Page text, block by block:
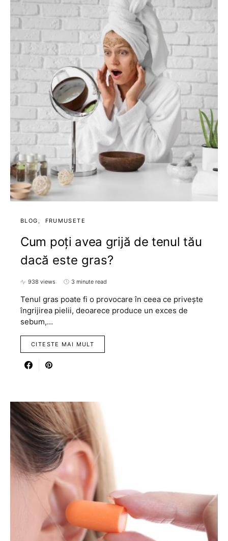
BLOG FRUMUSETE
Cum poți avea grijă de tenul tău
dacă este gras?
938 views 3 minute read
Tenul gras poate fi o provocare în ceea ce privește
îngrijirea pielii, deoarece produce un exces de
sebum,…
CITESTE MAI MULT